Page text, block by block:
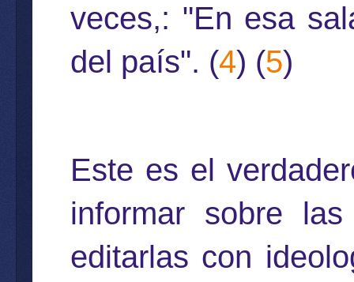
veces,: "En esa
del país". (4) (5)
Este es el
informar sobre
editarlas con